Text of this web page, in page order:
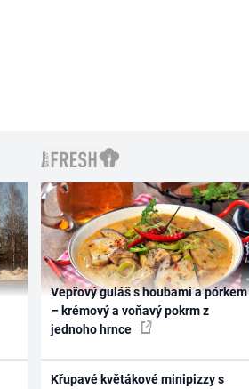
Vepřový guláš s houbami a pórkem
– krémový a voňavý pokrm z
jednoho hrnce
Křupavé květákové minipizzy s